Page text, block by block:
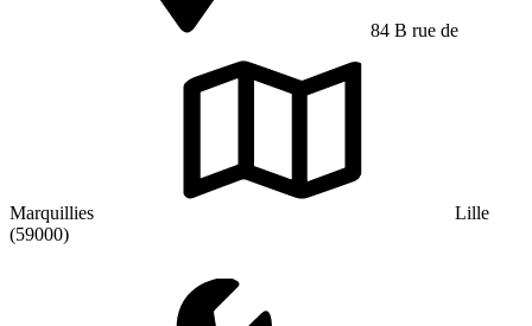
84 B rue de
Marquillies
Lille
(59000)